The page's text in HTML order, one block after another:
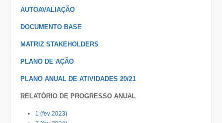
AUTOAVALIAÇÃO
DOCUMENTO BASE
MATRIZ STAKEHOLDERS
PLANO DE AÇÃO
PLANO ANUAL DE ATIVIDADES 20/21
RELATÓRIO DE PROGRESSO ANUAL
1 (fev 2023)